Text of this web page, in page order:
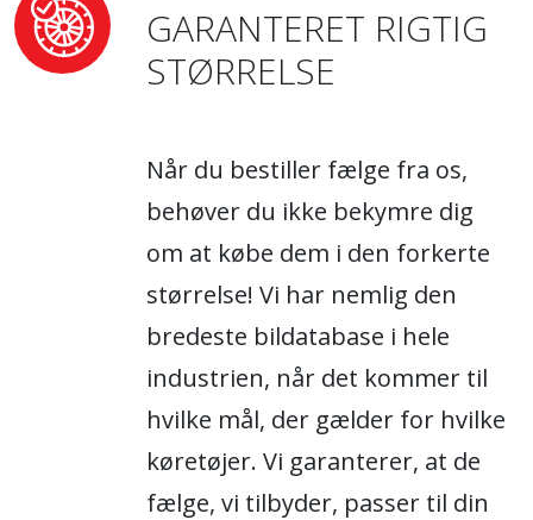
GARANTERET RIGTIG
STØRRELSE
Når du bestiller fælge fra os,
behøver du ikke bekymre dig
om at købe dem i den forkerte
størrelse! Vi har nemlig den
bredeste bildatabase i hele
industrien, når det kommer til
hvilke mål, der gælder for hvilke
køretøjer. Vi garanterer, at de
fælge, vi tilbyder, passer til din